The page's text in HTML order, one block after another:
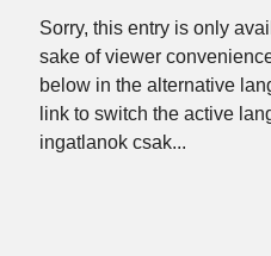
Sorry, this entry is only
sake of viewer
below in the alternative
link to switch the active
ingatlanok csak...